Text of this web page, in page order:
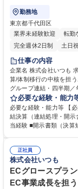
勤務地
東京都千代田区
業界未経験歓迎
転勤
完全週休2日制
土日
仕事の内容
企業名 株式会社いつも 求人名 経理リーダー候補【上場グループの連結決
算/体制移行の中核を担うポジション】 仕事の
グループ連結・四半期
ド。子会社経理の統一・
強化に貢献する役割を担います。 ■連結決算：パッケ
結処理、開示作成 ■グル
標準化推進 ■四半期・年
導、チームマネジメントも担います。 募集職種
グループの連結決算/体
必要な経験・能力
必要な経験・能力等 【
結決算（連結処理・開示含む）の実務経験
当経験 ■開示書類（決算
短大 専修学校 高校 語学
正社員
株式会社いつも
ECグロースプラ
EC事業成長を担